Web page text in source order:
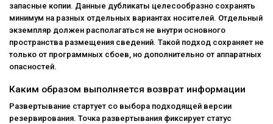
запасные копии. Данные дубликаты целесообразно сохранять
минимум на разных отдельных вариантах носителей. Отдельный
экземпляр должен располагаться не внутри основного
пространства размещения сведений. Такой подход сохраняет не
только от программных сбоев, но дополнительно от аппаратных
опасностей.
Каким образом выполняется возврат информации
Развертывание стартует со выбора подходящей версии
резервирования. Точка развертывания фиксирует статус